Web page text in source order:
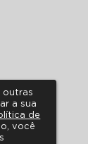
outras
a sua
de
você